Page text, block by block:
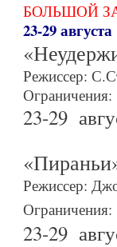
БОЛЬШОЙ
23-29 августа
Режиссер:
23-29
Режиссер:
23-29